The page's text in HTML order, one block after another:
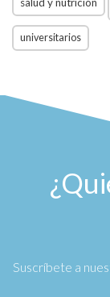
universitarios
Suscríbete a